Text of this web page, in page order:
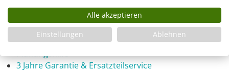
Infos
Fragen zum Artikel
Planungshilfe
3 Jahre Garantie & Ersatzteilservice
Alle akzeptieren
Einstellungen
Ablehnen